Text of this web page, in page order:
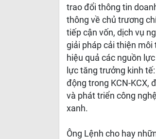
trao đổi thông tin
thông về chủ trương
tiếp cận vốn, dịch vụ
giải pháp cải thiện môi
hiệu quả các nguồn
lực tăng trưởng kinh
động trong KCN-KCX,
và phát triển công
xanh.
Ông Lệnh cho hay